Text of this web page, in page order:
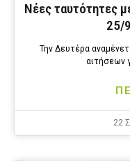
Νέες ταυτότητες
25/
Την Δευτέρα
αιτήσεων
22